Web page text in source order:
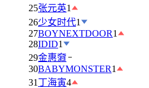
25张元英1
26少女时代1
27BOYNEXTDOOR1
28IDID1
29金惠奫
30BABYMONSTER1
31 丁海寅4